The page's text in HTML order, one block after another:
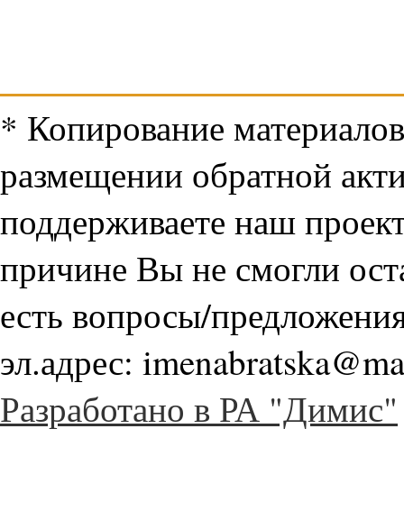
* Копирование
размещении обратной
поддерживаете наш
причине Вы не смогли
есть вопросы/
эл.адрес:
Разработано в РА "Димис"